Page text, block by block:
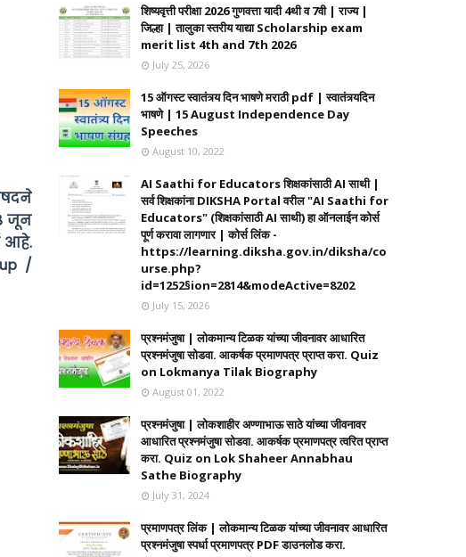
जून
आहे.
/
शिष्यवृत्ती परीक्षा 2026 गुणवत्ता यादी 4थी व 7वी | राज्य |
जिल्हा | तालुका स्तरीय याद्या Scholarship exam
merit list 4th and 7th 2026
July 25, 2026
15 ऑगस्ट स्वातंत्र्य दिन भाषणे मराठी pdf | स्वातंत्र्यदिन
भाषणे | 15 August Independence Day
Speeches
August 10, 2022
AI Saathi for Educators शिक्षकांसाठी AI साथी |
सर्व शिक्षकांना DIKSHA Portal वरील "AI Saathi for
Educators" (शिक्षकांसाठी AI साथी) हा ऑनलाईन कोर्स
पूर्ण करावा लागणार | कोर्स लिंक -
https://learning.diksha.gov.in/diksha/co
urse.php?
id=1252§ion=2814&modeActive=8202
July 15, 2026
प्रश्नमंजुषा | लोकमान्य टिळक यांच्या जीवनावर आधारित
प्रश्नमंजुषा सोडवा. आकर्षक प्रमाणपत्र प्राप्त करा. Quiz
on Lokmanya Tilak Biography
August 01, 2022
प्रश्नमंजुषा | लोकशाहीर अण्णाभाऊ साठे यांच्या जीवनावर
आधारित प्रश्नमंजुषा सोडवा. आकर्षक प्रमाणपत्र त्वरित प्राप्त
करा. Quiz on Lok Shaheer Annabhau
Sathe Biography
July 31, 2024
प्रमाणपत्र लिंक | लोकमान्य टिळक यांच्या जीवनावर आधारित
प्रश्नमंजुषा स्पर्धा प्रमाणपत्र PDF डाउनलोड करा.